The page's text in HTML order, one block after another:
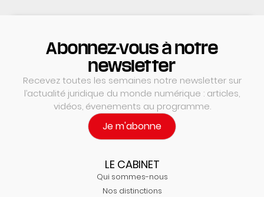
Abonnez-vous à notre
newsletter
Recevez toutes les semaines notre newsletter sur
l’actualité juridique du monde numérique : articles,
vidéos, évenements au programme.
Je m'abonne
LE CABINET
Qui sommes-nous
Nos distinctions